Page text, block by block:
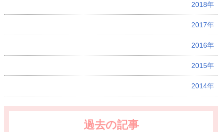
2018年
2017年
2016年
2015年
2014年
過去の記事